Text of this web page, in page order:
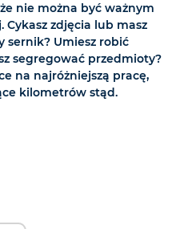
nie można być ważnym
zdjęcia lub masz
sernik? Umiesz robić
segregować przedmioty?
na najróżniejszą pracę,
kilometrów stąd.